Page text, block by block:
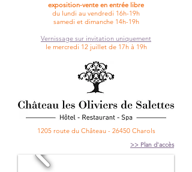
exposition-vente en entrée libre
du lundi au vendredi 16h-19h
samedi et dimanche 14h-19h
Vernissage sur invitation uniquement
le mercredi 12 juillet de 17h à 19h
1205 route du Château - 26450 Charols
>> Plan d'accès